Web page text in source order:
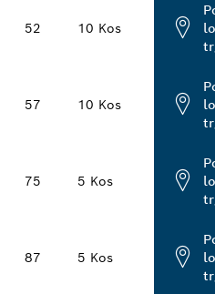
52 10 Kos
57 10 Kos
75 5 Kos
87 5 Kos